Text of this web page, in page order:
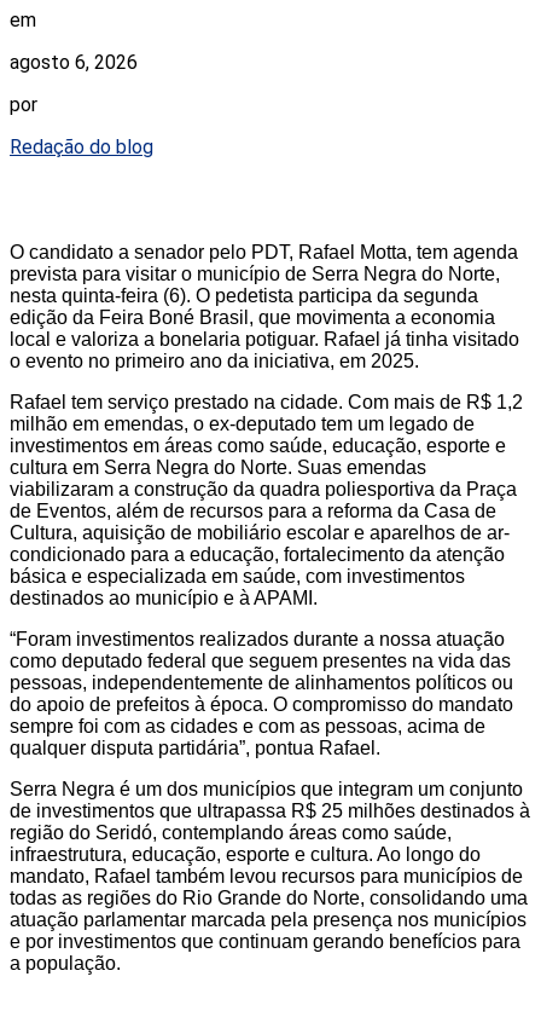
em
agosto 6, 2026
por
Redação do blog
O candidato a senador pelo PDT, Rafael Motta, tem agenda
prevista para visitar o município de Serra Negra do Norte,
nesta quinta-feira (6). O pedetista participa da segunda
edição da Feira Boné Brasil, que movimenta a economia
local e valoriza a bonelaria potiguar. Rafael já tinha visitado
o evento no primeiro ano da iniciativa, em 2025.
Rafael tem serviço prestado na cidade. Com mais de R$ 1,2
milhão em emendas, o ex-deputado tem um legado de
investimentos em áreas como saúde, educação, esporte e
cultura em Serra Negra do Norte. Suas emendas
viabilizaram a construção da quadra poliesportiva da Praça
de Eventos, além de recursos para a reforma da Casa de
Cultura, aquisição de mobiliário escolar e aparelhos de ar-
condicionado para a educação, fortalecimento da atenção
básica e especializada em saúde, com investimentos
destinados ao município e à APAMI.
“Foram investimentos realizados durante a nossa atuação
como deputado federal que seguem presentes na vida das
pessoas, independentemente de alinhamentos políticos ou
do apoio de prefeitos à época. O compromisso do mandato
sempre foi com as cidades e com as pessoas, acima de
qualquer disputa partidária”, pontua Rafael.
Serra Negra é um dos municípios que integram um conjunto
de investimentos que ultrapassa R$ 25 milhões destinados à
região do Seridó, contemplando áreas como saúde,
infraestrutura, educação, esporte e cultura. Ao longo do
mandato, Rafael também levou recursos para municípios de
todas as regiões do Rio Grande do Norte, consolidando uma
atuação parlamentar marcada pela presença nos municípios
e por investimentos que continuam gerando benefícios para
a população.